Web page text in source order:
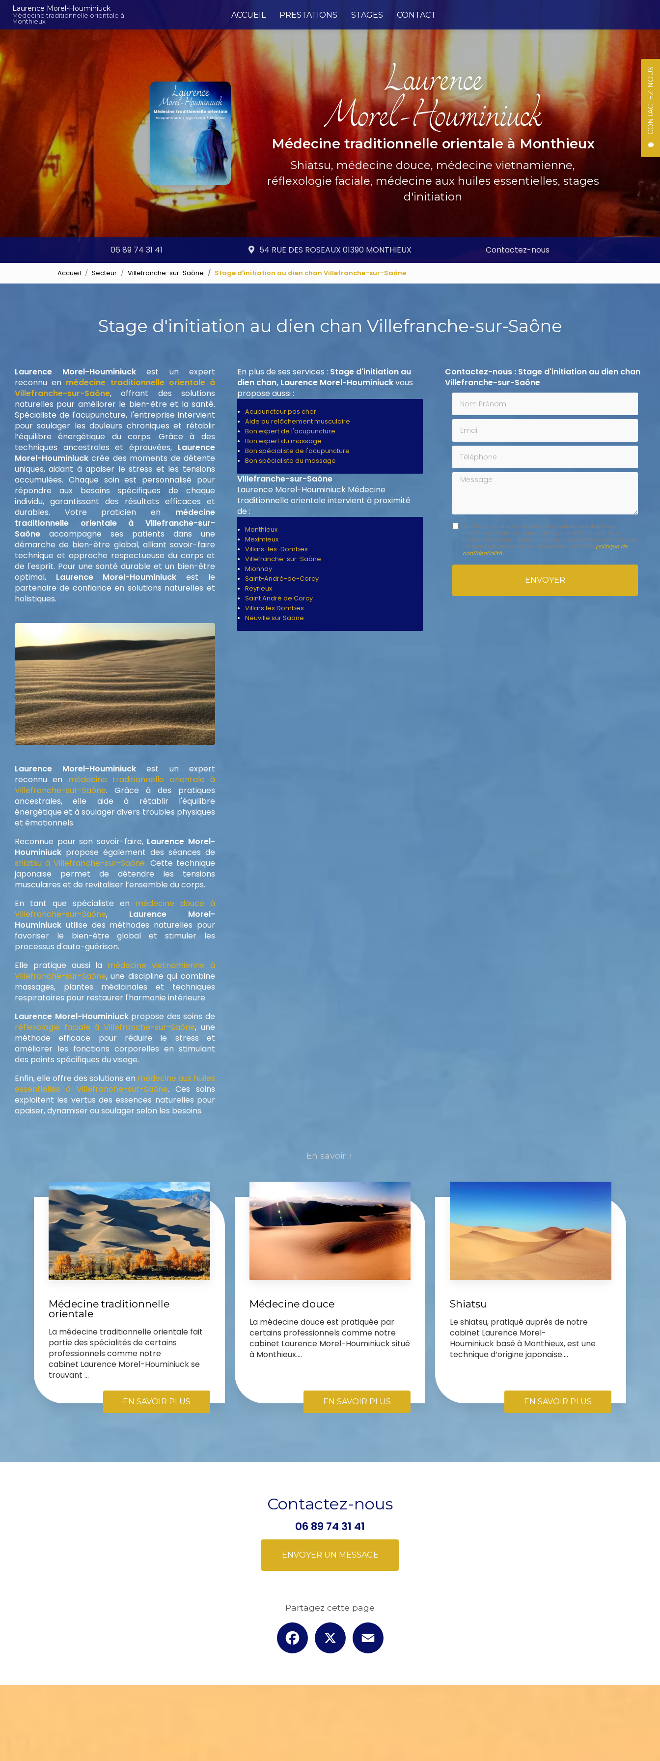
Aller
contenu
Laurence Morel-Houminiuck
Médecine traditionnelle orientale à
Monthieux
CONTACTEZ-NOUS
ACCUEIL
PRESTATIONS STAGES CONTACT
Médecine traditionnelle orientale à Monthieux
Shiatsu, médecine douce, médecine vietnamienne,
réflexologie faciale, médecine aux huiles essentielles, stages
d'initiation
06 89 74 31 41 54 RUE DES ROSEAUX 01390 MONTHIEUX Contactez-nous
Accueil Secteur Villefranche-sur-Saône Stage d'initiation au dien chan Villefranche-sur-Saône
Stage d'initiation au dien chan Villefranche-sur-Saône
Laurence Morel-Houminiuck est un expert
reconnu en médecine traditionnelle orientale à
Villefranche-sur-Saône, offrant des solutions
naturelles pour améliorer le bien-être et la santé.
Spécialiste de l'acupuncture, l'entreprise intervient
pour soulager les douleurs chroniques et rétablir
l’équilibre énergétique du corps. Grâce à des
techniques ancestrales et éprouvées, Laurence
Morel-Houminiuck crée des moments de détente
uniques, aidant à apaiser le stress et les tensions
accumulées. Chaque soin est personnalisé pour
répondre aux besoins spécifiques de chaque
individu, garantissant des résultats efficaces et
durables. Votre praticien en médecine
traditionnelle orientale à Villefranche-sur-
Saône accompagne ses patients dans une
démarche de bien-être global, alliant savoir-faire
technique et approche respectueuse du corps et
de l'esprit. Pour une santé durable et un bien-être
optimal, Laurence Morel-Houminiuck est le
partenaire de confiance en solutions naturelles et
holistiques.
Laurence Morel-Houminiuck est un expert
reconnu en médecine traditionnelle orientale à
Villefranche-sur-Saône. Grâce à des pratiques
ancestrales, elle aide à rétablir l'équilibre
énergétique et à soulager divers troubles physiques
et émotionnels.
Reconnue pour son savoir-faire, Laurence Morel-
Houminiuck propose également des séances de
shiatsu à Villefranche-sur-Saône. Cette technique
japonaise permet de détendre les tensions
musculaires et de revitaliser l’ensemble du corps.
En tant que spécialiste en médecine douce à
Villefranche-sur-Saône, Laurence Morel-
Houminiuck utilise des méthodes naturelles pour
favoriser le bien-être global et stimuler les
processus d'auto-guérison.
Elle pratique aussi la médecine vietnamienne à
Villefranche-sur-Saône, une discipline qui combine
massages, plantes médicinales et techniques
respiratoires pour restaurer l'harmonie intérieure.
Laurence Morel-Houminiuckpropose des soins de
réflexologie faciale à Villefranche-sur-Saône, une
méthode efficace pour réduire le stress et
améliorer les fonctions corporelles en stimulant
des points spécifiques du visage.
Enfin, elle offre des solutions en médecine aux huiles
essentielles à Villefranche-sur-Saône. Ces soins
exploitent les vertus des essences naturelles pour
apaiser, dynamiser ou soulager selon les besoins.
En plus de ses services : Stage d'initiation au
dien chan, Laurence Morel-Houminiuckvous
propose aussi :
Acupuncteur pas cher
Aide au relâchement musculaire
Bon expert de l'acupuncture
Bon expert du massage
Bon spécialiste de l'acupuncture
Bon spécialiste du massage
Villefranche-sur-Saône
Laurence Morel-Houminiuck Médecine
traditionnelle orientale intervient à proximité
de :
Monthieux
Meximieux
Villars-les-Dombes
Villefranche-sur-Saône
Mionnay
Saint-André-de-Corcy
Reyrieux
Saint André de Corcy
Villars les Dombes
Neuville sur Saone
Contactez-nous : Stage d'initiation au dien chan
Villefranche-sur-Saône
Nom Prénom
Email
Téléphone
Message
J'autorise ce site à conserver l'ensemble des données
transmises dans ce formulaire pour faciliter le suivi et le
traitement de ma demande. (Aucune exploitation commerciale
ne sera faite des données conservées. Voir notre politique de
confidentialité)
En savoir +
Médecine traditionnelle
orientale
La médecine traditionnelle orientale fait
partie des spécialités de certains
professionnels comme notre
cabinet Laurence Morel-Houminiuck se
trouvant ...
EN SAVOIR PLUS
Médecine douce
La médecine douce est pratiquée par
certains professionnels comme notre
cabinet Laurence Morel-Houminiuck situé
à Monthieux....
EN SAVOIR PLUS
Shiatsu
Le shiatsu, pratiqué auprès de notre
cabinet Laurence Morel-
Houminiuck basé à Monthieux, est une
technique d’origine japonaise....
EN SAVOIR PLUS
Contactez-nous
06 89 74 31 41
ENVOYER UN MESSAGE
Partagez cette page
Facebook